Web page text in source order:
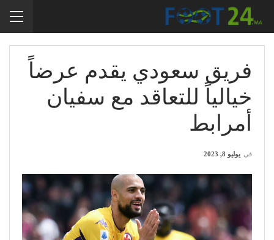
فريق سعودي يقدم عرضاً
خيالياً للتعاقد مع سفيان
أمرابط
في يوليو 8, 2023